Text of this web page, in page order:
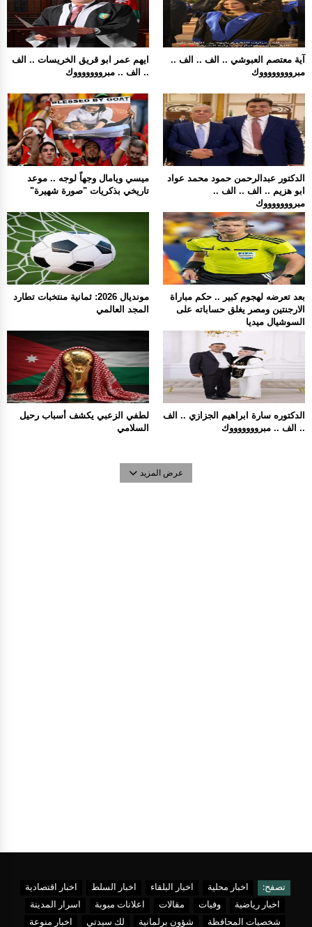
ايهم عمر ابو قريق الخريسات .. الف
.. الف .. مبروووووووك
آية معتصم العبوشي .. الف .. الف ..
مبرووووووووك
ميسي ويامال وجهاً لوجه .. موعد
تاريخي بذكريات "صورة شهيرة"
الدكتور عبدالرحمن حمود محمد عواد
ابو هزيم .. الف .. الف ..
مبروووووووك
مونديال 2026: ثمانية منتخبات تطارد
المجد العالمي
بعد تعرضه لهجوم كبير .. حكم مباراة
الارجنتين ومصر يغلق حساباته على
السوشيال ميديا
لطفي الزعبي يكشف أسباب رحيل
السلامي
الدكتوره سارة ابراهيم الجزازي .. الف
.. الف .. مبروووووووك
عرض المزيد
تصفح: اخبار محلية اخبار البلقاء اخبار السلط
اخبار اقتصادية
اخبار رياضية
وفيات مقالات اعلانات مبوبة
اسرار المدينة
شخصيات المحافظة
شؤون برلمانية لك سيدتي اخبار منوعة